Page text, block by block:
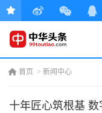
首页 > 新闻中心
十年匠心筑根基